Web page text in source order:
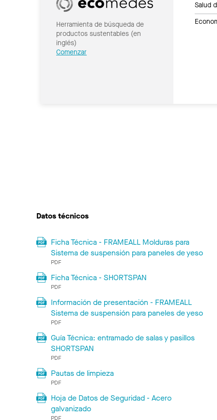
Herramienta de búsqueda de
productos sustentables (en
inglés)
Comenzar
Salud
Datos técnicos
Ficha Técnica - FRAMEALL Molduras para
Sistema de suspensión para paneles de yeso
PDF
Ficha Técnica - SHORTSPAN
PDF
Información de presentación - FRAMEALL
Sistema de suspensión para paneles de yeso
PDF
Guía Técnica: entramado de salas y pasillos
SHORTSPAN
PDF
Pautas de limpieza
PDF
Hoja de Datos de Seguridad - Acero
galvanizado
PDF